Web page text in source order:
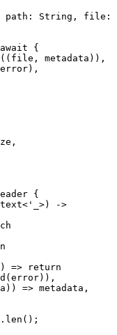
{
=> Ok((file, metadata)),
{
=> metadata,